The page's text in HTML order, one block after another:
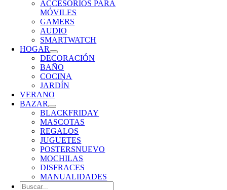
ACCESORIOS PARA
MÓVILES
GAMERS
AUDIO
SMARTWATCH
HOGAR
DECORACIÓN
BAÑO
COCINA
JARDÍN
VERANO
BAZAR
BLACKFRIDAY
MASCOTAS
REGALOS
JUGUETES
POSTERSNUEVO
MOCHILAS
DISFRACES
MANUALIDADES
Buscar: